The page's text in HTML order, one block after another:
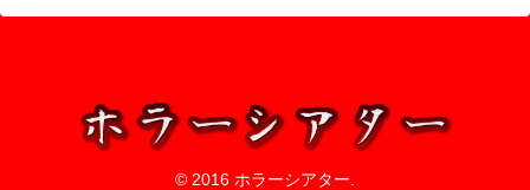
© 2016 ホラーシアター.